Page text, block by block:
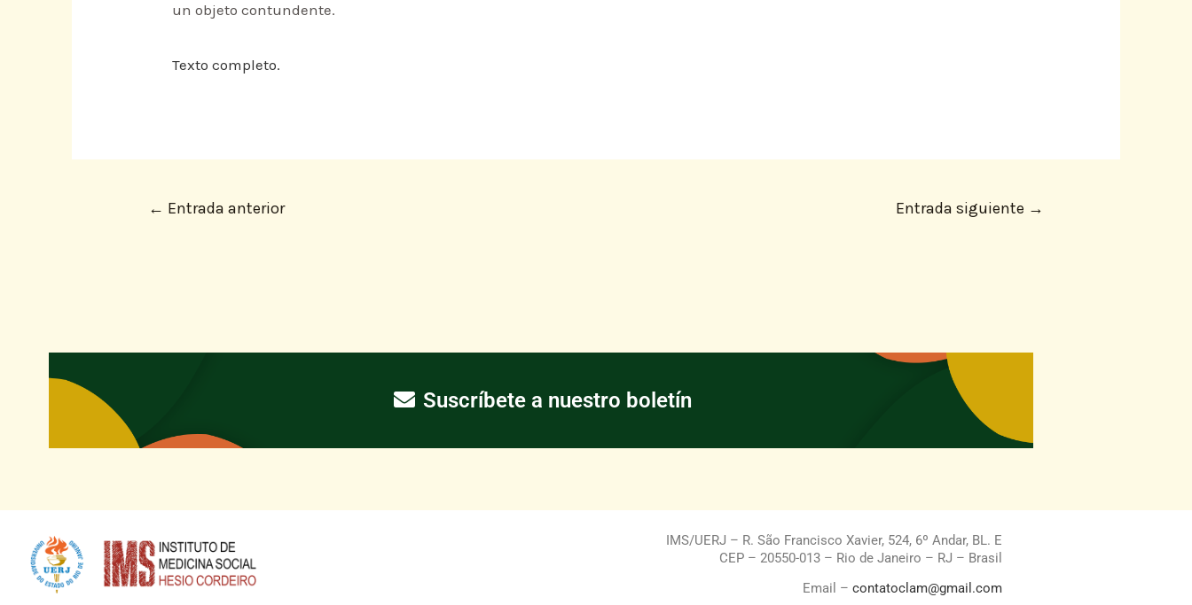
un objeto contundente.
Texto completo.
← Entrada anterior Entrada siguiente →
Suscríbete a nuestro boletín
IMS/UERJ – R. São Francisco Xavier, 524, 6º Andar, BL. E
CEP – 20550-013 – Rio de Janeiro – RJ – Brasil
Email – contatoclam@gmail.com